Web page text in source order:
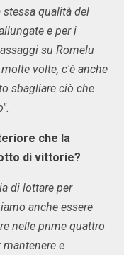
qualità del
e per i
su Romelu
volte, c'è anche
sbagliare ciò che
che la
di vittorie?
di lottare per
anche essere
nelle prime quattro
e